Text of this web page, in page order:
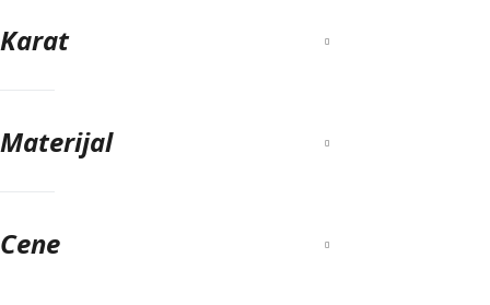
Karat
Materijal
Cene